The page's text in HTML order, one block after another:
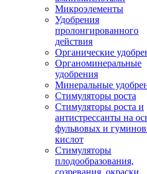
Микроэлементы
Удобрения
пролонгированного
действия
Органические
Органоминеральные
удобрения
Минеральные
Стимуляторы роста
Стимуляторы роста и
антистрессанты на
фульвовых и
кислот
Стимуляторы
плодообразования,
созревания, окраски,